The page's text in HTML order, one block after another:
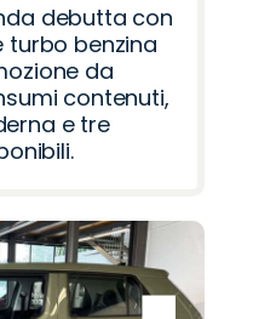
debutta con
turbo benzina
da
contenuti,
e tre